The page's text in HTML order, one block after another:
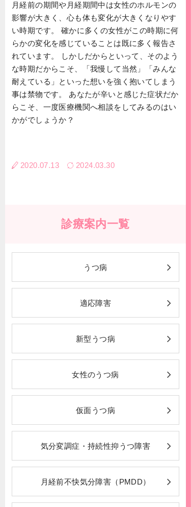
月経前の期間や月経期間中は女性のホルモンの
影響が大きく、心も体も変化が大きくなりやす
い時期です。 確かに多くの女性がこの時期に何
らかの変化を感じていることは既に多く報告さ
れています。 しかしだからといって、そのよう
な時期だからこそ、「我慢して当然」「みんな
耐えている」といった想いを強く抱いてしまう
事は禁物です。 あなたが辛いと感じた症状だか
らこそ、一度医療機関へ相談をしてみるのはい
かがでしょうか？
2020.07.13 2024.03.30
診療案内一覧
うつ病
適応障害
新型うつ病
女性のうつ病
仮面うつ病
気分変調症・持続性抑うつ障害
月経前不快気分障害（PMDD）